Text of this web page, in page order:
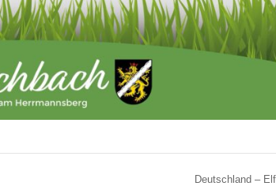
Deutschland –